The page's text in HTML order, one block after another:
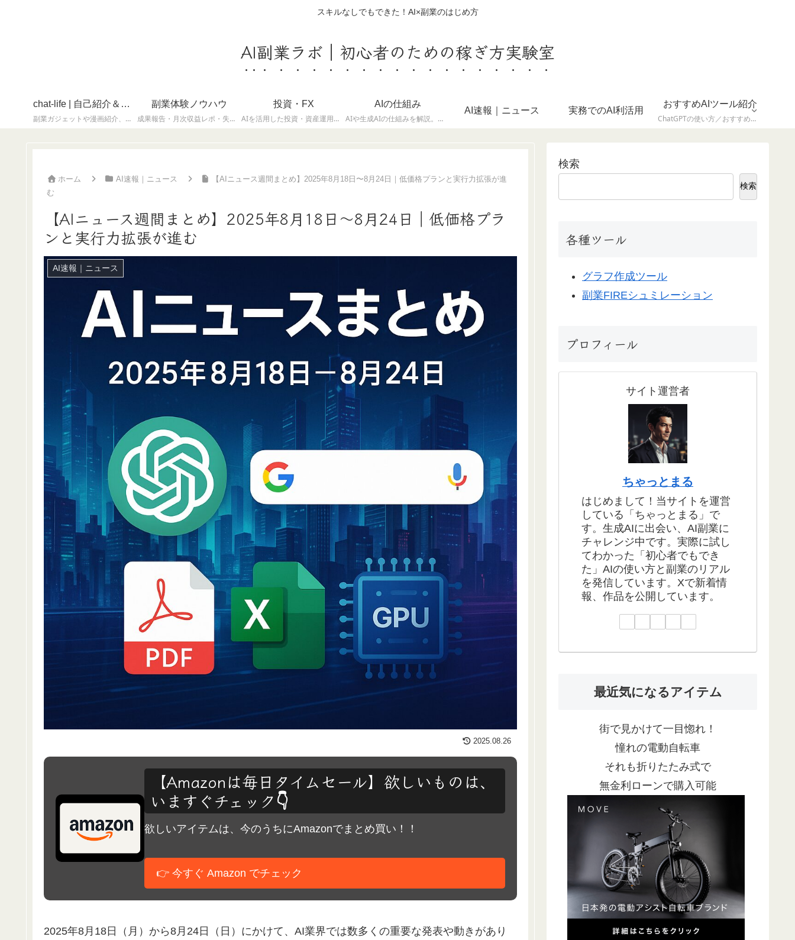
スキルなしでもできた！AI×副業のはじめ方
AI副業ラボ｜初心者のための稼ぎ方実験室
chat-life | 自己紹介＆ちょっと息抜き
副業ガジェットや漫画紹介、雑記・自己紹介など、気軽に読めるコンテンツを集めたカテゴリです。
副業体験ノウハウ
成果報告・月次収益レポ・失敗談も含めてリアルに
投資・FX
AIを活用した投資・資産運用のノウハウと最新トレンドを解説。生成AIでの分析・情報収集の事例を紹介しています。
AIの仕組み
AIや生成AIの仕組みを解説。機械学習や大規模言語モデルを理解し、実務や副業に活かす知識をまとめています。
AI速報｜ニュース 実務でのAI利活用
おすすめAIツール紹介
ChatGPTの使い方／おすすめ拡張機能／ツール比較など
ホーム AI速報｜ニュース
【AIニュース週間まとめ】2025年8月18日〜8月24日｜低価格プランと実行力拡張が進
む
【AIニュース週間まとめ】2025年8月18日〜8月24日｜低価格プラ
ンと実行力拡張が進む
AI速報｜ニュース
2025.08.26
【Amazonは毎日タイムセール】欲しいものは、
いますぐチェック👇
欲しいアイテムは、今のうちにAmazonでまとめ買い！！
👉 今すぐ Amazon でチェック
2025年8月18日（月）から8月24日（日）にかけて、AI業界では数多くの重要な発表や動きがあり
検索
検索
各種ツール
グラフ作成ツール
副業FIREシュミレーション
プロフィール
サイト運営者
ちゃっとまる
はじめまして！当サイトを運営
している「ちゃっとまる」で
す。生成AIに出会い、AI副業に
チャレンジ中です。実際に試し
てわかった「初心者でもでき
た」AIの使い方と副業のリアル
を発信しています。Xで新着情
報、作品を公開しています。
最近気になるアイテム
街で見かけて一目惚れ！
憧れの電動自転車
それも折りたたみ式で
無金利ローンで購入可能